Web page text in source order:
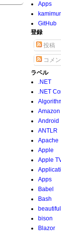
Apps
GitHub
登録
投稿
コメン
ラベル
.NET
.NET
Amazon
Android
ANTLR
Apache
Apple
Apple
Apps
Babel
Bash
bison
Blazor